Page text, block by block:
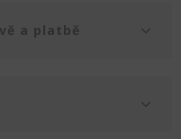
a platbě